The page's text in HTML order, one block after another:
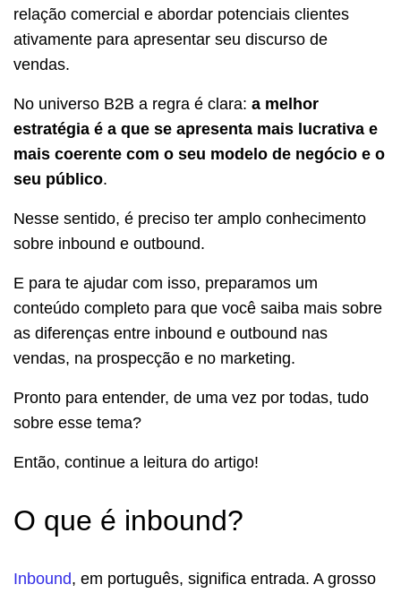
relação comercial e abordar potenciais clientes
ativamente para apresentar seu discurso de
vendas.
No universo B2B a regra é clara: a melhor
estratégia é a que se apresenta mais lucrativa e
mais coerente com o seu modelo de negócio e o
seu público.
Nesse sentido, é preciso ter amplo conhecimento
sobre inbound e outbound.
E para te ajudar com isso, preparamos um
conteúdo completo para que você saiba mais sobre
as diferenças entre inbound e outbound nas
vendas, na prospecção e no marketing.
Pronto para entender, de uma vez por todas, tudo
sobre esse tema?
Então, continue a leitura do artigo!
O que é inbound?
Inbound, em português, significa entrada. A grosso